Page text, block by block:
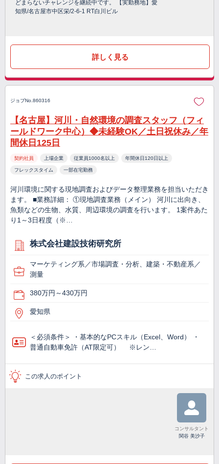
どまらないチャレンジを継続中です。 【実勤務地】愛
知県/名古屋市中区栄/2-6-1 RT白川ビル
詳しく見る
ジョブNo.860316
【名古屋】河川・自然環境の調査スタッフ（フィ
ールドワーク中心）◆未経験OK／土日祝休み／年
間休日125日
契約社員 上場企業 従業員1000名以上 年間休日120日以上
フレックスタイム 一部在宅勤務
河川環境に関する現地調査およびデータ整理業務を担当いただき
ます。 ■業務詳細： ①現地調査業務（メイン） 河川に出向き、
魚類などの生物、水質、周辺環境の調査を行います。 1案件あた
り1～3日程度（※…
株式会社建設技術研究所
マーケティング系／市場調査・分析、建築・不動産系／
測量
380万円～430万円
愛知県
＜必須条件＞ ・基本的なPCスキル（Excel、Word） ・
普通自動車免許（AT限定可） ※レン…
この求人のポイント
コンサルタント
関谷 美沙子